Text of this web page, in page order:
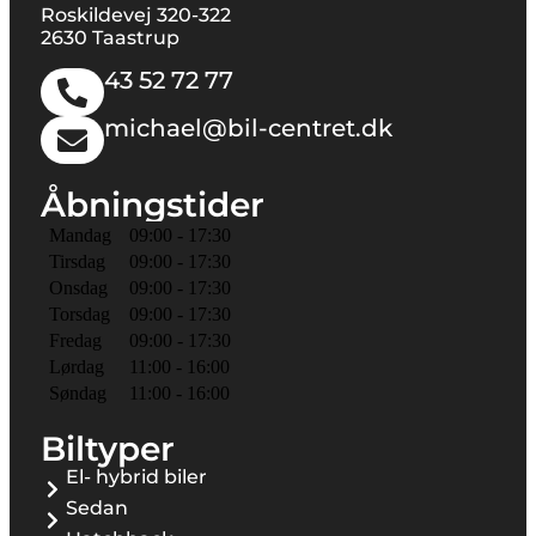
Roskildevej 320-322
2630 Taastrup
43 52 72 77
michael@bil-centret.dk
Åbningstider
Mandag
09:00 - 17:30
Tirsdag
09:00 - 17:30
Onsdag
09:00 - 17:30
Torsdag
09:00 - 17:30
Fredag
09:00 - 17:30
Lørdag
11:00 - 16:00
Søndag
11:00 - 16:00
Biltyper
El- hybrid biler
Sedan